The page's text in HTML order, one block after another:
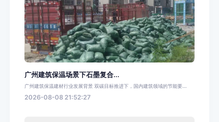
广州建筑保温场景下石墨复合...
广州建筑保温建材行业发展背景 双碳目标推进下，国内建筑领域的节能要...
2026-08-08 21:52:27